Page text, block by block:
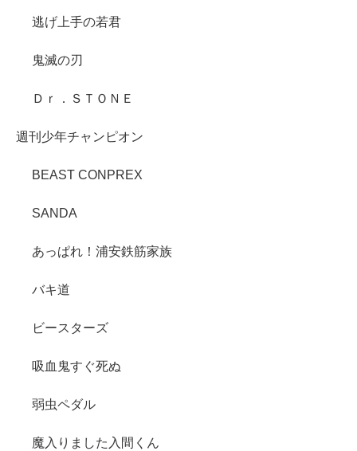
逃げ上手の若君
鬼滅の刃
Ｄｒ．ＳＴＯＮＥ
週刊少年チャンピオン
BEAST CONPREX
SANDA
あっぱれ！浦安鉄筋家族
バキ道
ビースターズ
吸血鬼すぐ死ぬ
弱虫ペダル
魔入りました入間くん